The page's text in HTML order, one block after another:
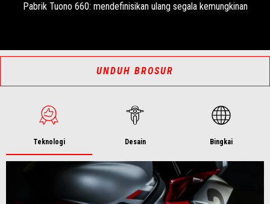
Pabrik Tuono 660: mendefinisikan ulang segala kemungkinan
UNDUH BROSUR
Teknologi Desain Bingkai